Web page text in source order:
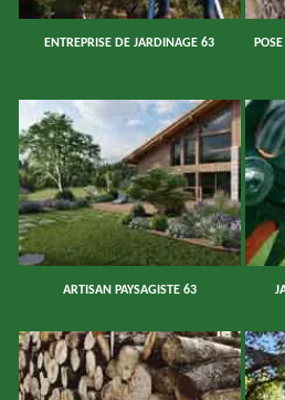
ENTREPRISE DE JARDINAGE 63
ARTISAN PAYSAGISTE 63